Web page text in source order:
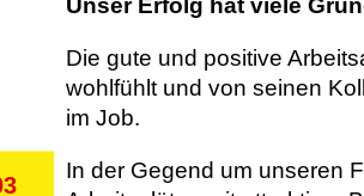
Unser Erfolg hat viele
Die gute und positive
wohlfühlt und von seinen
im Job.
In der Gegend um unseren